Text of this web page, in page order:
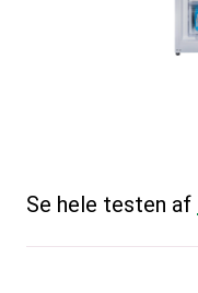
Se hele testen af